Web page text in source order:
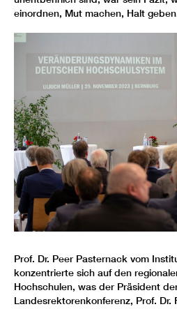
einordnen, Mut machen, Halt
Prof. Dr. Peer Pasternack vom
konzentrierte sich auf den
Hochschulen, was der Präsident
Landesrektorenkonferenz, Prof. Dr.